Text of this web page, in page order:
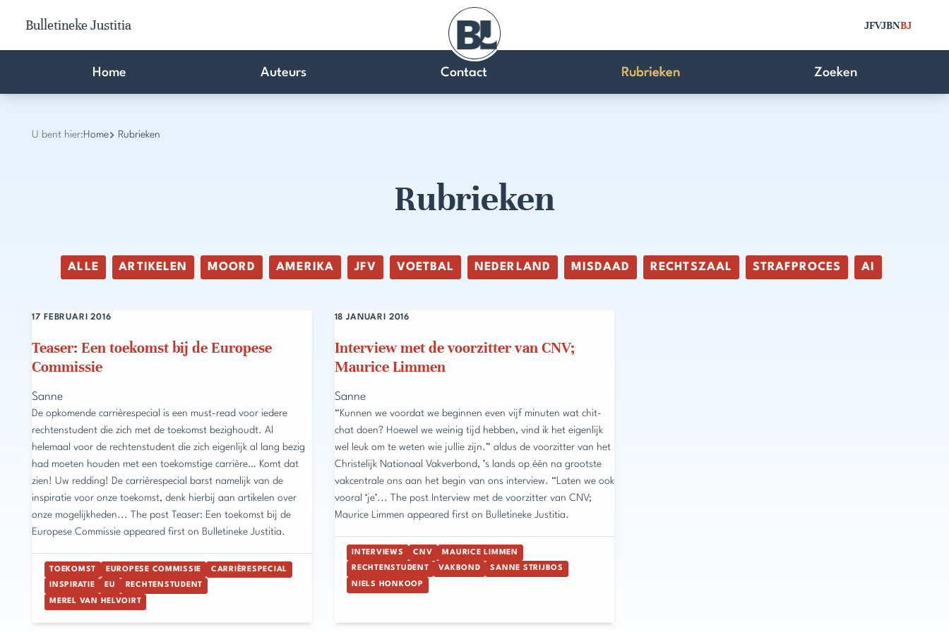
Bulletineke Justitia JFVJBNBJ
Home Auteurs Contact Rubrieken Zoeken
U bent hier: Home Rubrieken
Rubrieken
ALLE ARTIKELEN MOORD AMERIKA JFV VOETBAL NEDERLAND MISDAAD RECHTSZAAL STRAFPROCES AI
Teaser: Een toekomst bij de Europese
Commissie
17 FEBRUARI 2016
Sanne
De opkomende carrièrespecial is een must-read voor iedere
rechtenstudent die zich met de toekomst bezighoudt. Al
helemaal voor de rechtenstudent die zich eigenlijk al lang bezig
had moeten houden met een toekomstige carrière… Komt dat
zien! Uw redding! De carrièrespecial barst namelijk van de
inspiratie voor onze toekomst, denk hierbij aan artikelen over
onze mogelijkheden... The post Teaser: Een toekomst bij de
Europese Commissie appeared first on Bulletineke Justitia.
TOEKOMST EUROPESE COMMISSIE CARRIÈRESPECIAL
INSPIRATIE EU RECHTENSTUDENT
MEREL VAN HELVOIRT
Interview met de voorzitter van CNV;
Maurice Limmen
18 JANUARI 2016
Sanne
“Kunnen we voordat we beginnen even vijf minuten wat chit-
chat doen? Hoewel we weinig tijd hebben, vind ik het eigenlijk
wel leuk om te weten wie jullie zijn.” aldus de voorzitter van het
Christelijk Nationaal Vakverbond, ’s lands op één na grootste
vakcentrale ons aan het begin van ons interview. “Laten we ook
vooral ‘je’... The post Interview met de voorzitter van CNV;
Maurice Limmen appeared first on Bulletineke Justitia.
INTERVIEWS CNV MAURICE LIMMEN
RECHTENSTUDENT VAKBOND SANNE STRIJBOS
NIELS HONKOOP